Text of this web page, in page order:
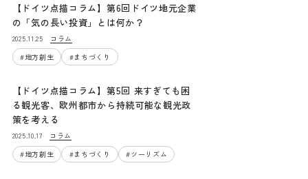
【ドイツ点描コラム】第6回ドイツ地元企業
の「気の長い投資」とは何か？
2025.11.25
コラム
#地方創生 #まちづくり
【ドイツ点描コラム】第5回 来すぎても困
る観光客、欧州都市から持続可能な観光政
策を考える
2025.10.17
コラム
#地方創生 #まちづくり #ツーリズム